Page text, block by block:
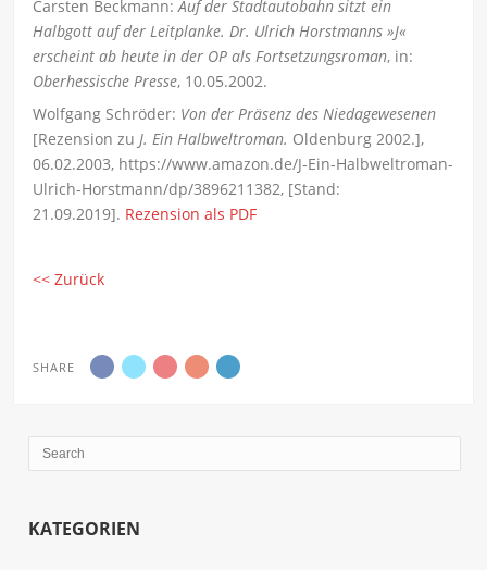
Carsten Beckmann:Auf der Stadtautobahn sitzt ein
Halbgott auf der Leitplanke. Dr. Ulrich Horstmanns »J«
erscheint ab heute in der OP als Fortsetzungsroman, in:
Oberhessische Presse, 10.05.2002.
Wolfgang Schröder: Von der Präsenz des Niedagewesenen
[Rezension zu J. Ein Halbweltroman. Oldenburg 2002.],
06.02.2003, https://www.amazon.de/J-Ein-Halbweltroman-
Ulrich-Horstmann/dp/3896211382, [Stand:
21.09.2019]. Rezension als PDF
<< Zurück
SHARE
KATEGORIEN